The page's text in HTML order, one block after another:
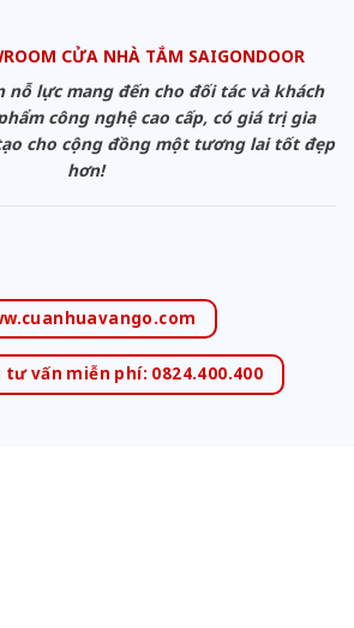
CỬA NHÀ TẮM SAIGONDOOR
nỗ lực mang đến cho đối tác và khách
công nghệ cao cấp, có giá trị gia
cho cộng đồng một tương lai tốt đẹp
hơn!
tư vấn miễn phí: 0824.400.400